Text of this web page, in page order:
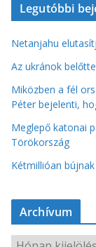
Legutóbbi
Netanjahu
Az ukránok
Miközben a fél
Péter bejelenti,
Meglepő katonai
Törökország
Kétmillióan
Archívum